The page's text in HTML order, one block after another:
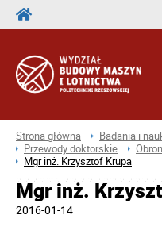
Strona główna Badania i
Przewody doktorskie
Mgr inż. Krzysztof Krupa
Mgr inż.
2016-01-14